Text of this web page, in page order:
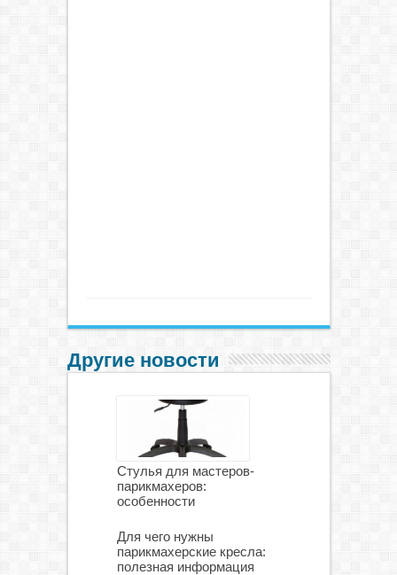
Другие новости
Стулья для мастеров-
парикмахеров:
особенности
Для чего нужны
парикмахерские кресла:
полезная информация